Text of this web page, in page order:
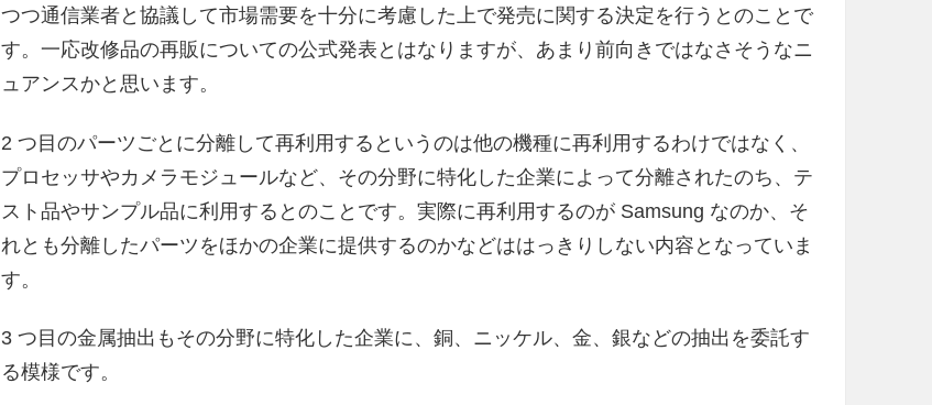
つつ通信業者と協議して市場需要を十分に考慮した上で発売に関する決定を行うとのことで
す。一応改修品の再販についての公式発表とはなりますが、あまり前向きではなさそうなニ
ュアンスかと思います。
2 つ目のパーツごとに分離して再利用するというのは他の機種に再利用するわけではなく、
プロセッサやカメラモジュールなど、その分野に特化した企業によって分離されたのち、テ
スト品やサンプル品に利用するとのことです。実際に再利用するのが Samsung なのか、そ
れとも分離したパーツをほかの企業に提供するのかなどははっきりしない内容となっていま
す。
3 つ目の金属抽出もその分野に特化した企業に、銅、ニッケル、金、銀などの抽出を委託す
る模様です。